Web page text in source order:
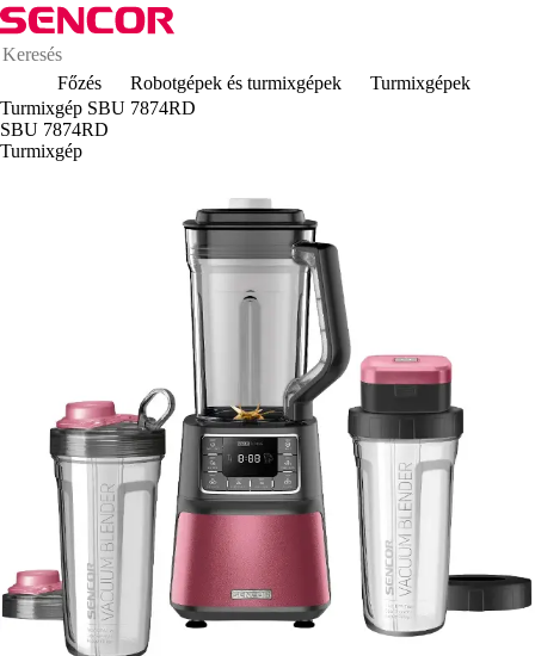
Főzés Robotgépek és turmixgépek
Turmixgépek
Turmixgép SBU 7874RD
SBU 7874RD
Turmixgép